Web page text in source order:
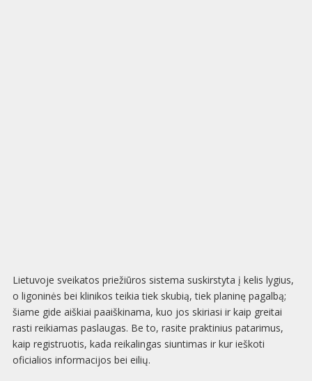
Lietuvoje sveikatos priežiūros sistema suskirstyta į kelis lygius,
o ligoninės bei klinikos teikia tiek skubią, tiek planinę pagalbą;
šiame gide aiškiai paaiškinama, kuo jos skiriasi ir kaip greitai
rasti reikiamas paslaugas. Be to, rasite praktinius patarimus,
kaip registruotis, kada reikalingas siuntimas ir kur ieškoti
oficialios informacijos bei eilių.